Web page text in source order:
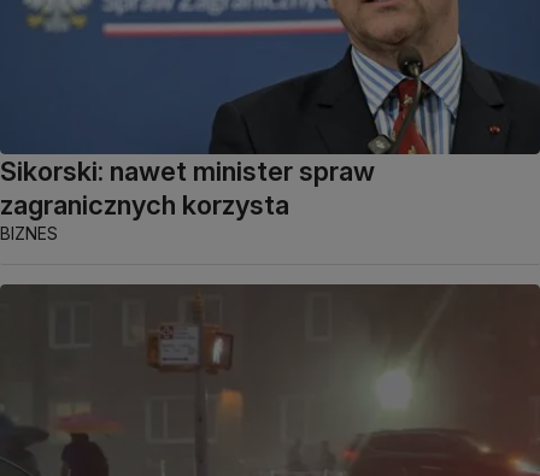
Sikorski: nawet minister spraw
zagranicznych korzysta
BIZNES